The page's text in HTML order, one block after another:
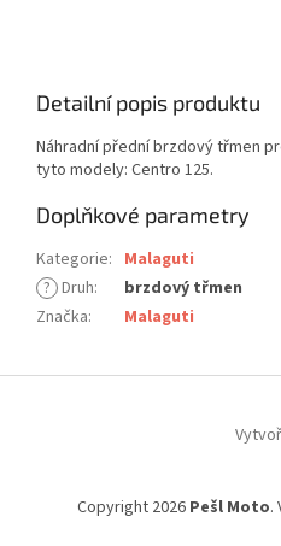
Detailní popis produktu
Náhradní přední brzdový třmen
tyto modely: Centro 125.
Doplňkové parametry
Kategorie: Malaguti
? Druh:
brzdový třmen
Značka: Malaguti
Copyright 2026 Pešl Moto.